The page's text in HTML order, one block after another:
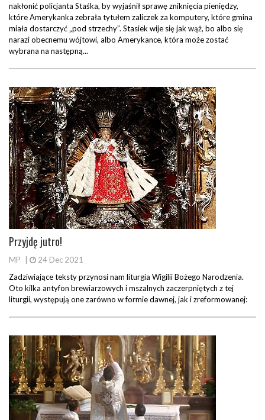
nakłonić policjanta Staśka, by wyjaśnił sprawę zniknięcia pieniędzy,
które Amerykanka zebrała tytułem zaliczek za komputery, które gmina
miała dostarczyć „pod strzechy”. Stasiek wije się jak wąż, bo albo się
narazi obecnemu wójtowi, albo Amerykance, która może zostać
wybrana na następną...
Przyjdę jutro!
MP
24 Dec 2021
Zadziwiające teksty przynosi nam liturgia Wigilii Bożego Narodzenia.
Oto kilka antyfon brewiarzowych i mszalnych zaczerpniętych z tej
liturgii, występują one zarówno w formie dawnej, jak i zreformowanej: